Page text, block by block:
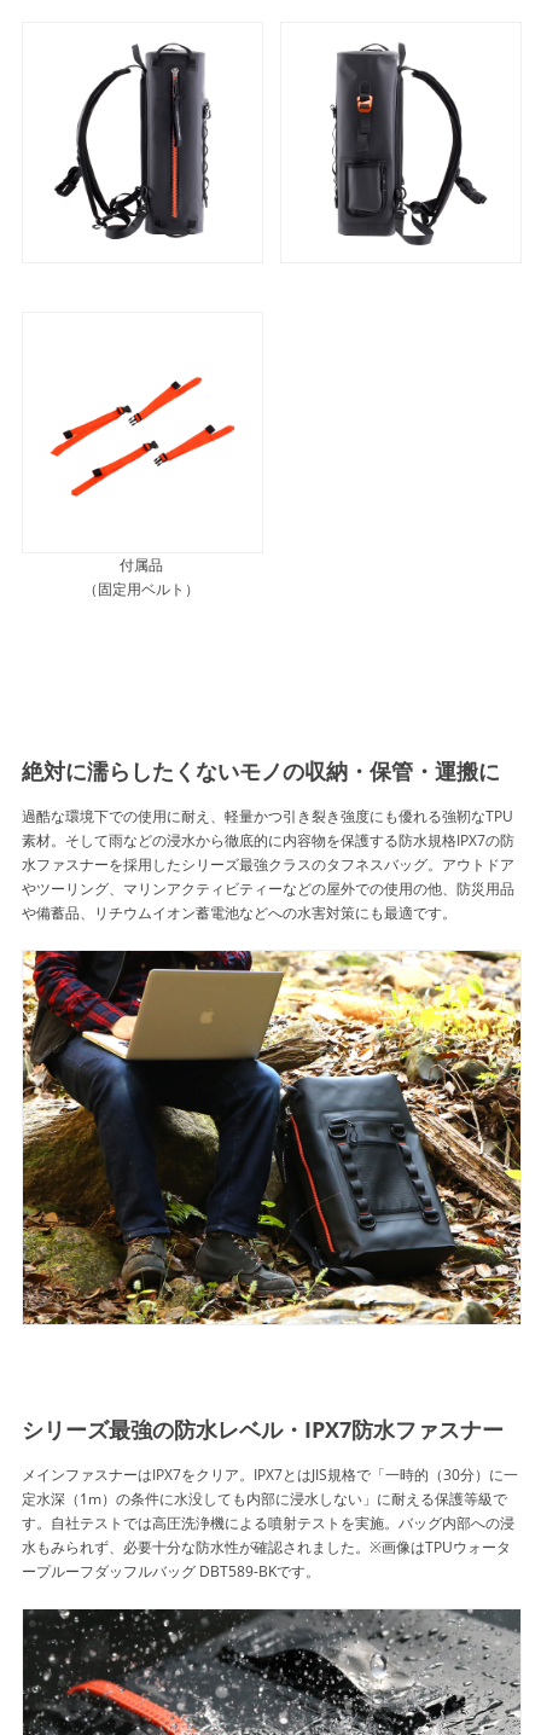
付属品
（固定用ベルト）
絶対に濡らしたくないモノの収納・保管・運搬に
過酷な環境下での使用に耐え、軽量かつ引き裂き強度にも優れる強靭なTPU
素材。そして雨などの浸水から徹底的に内容物を保護する防水規格IPX7の防
水ファスナーを採用したシリーズ最強クラスのタフネスバッグ。アウトドア
やツーリング、マリンアクティビティーなどの屋外での使用の他、防災用品
や備蓄品、リチウムイオン蓄電池などへの水害対策にも最適です。
シリーズ最強の防水レベル・IPX7防水ファスナー
メインファスナーはIPX7をクリア。IPX7とはJIS規格で「一時的（30分）に一
定水深（1m）の条件に水没しても内部に浸水しない」に耐える保護等級で
す。自社テストでは高圧洗浄機による噴射テストを実施。バッグ内部への浸
水もみられず、必要十分な防水性が確認されました。※画像はTPUウォータ
ープルーフダッフルバッグ DBT589-BKです。